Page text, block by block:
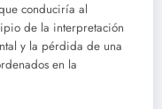
conduciría al
de la interpretación
y la pérdida de una
en la